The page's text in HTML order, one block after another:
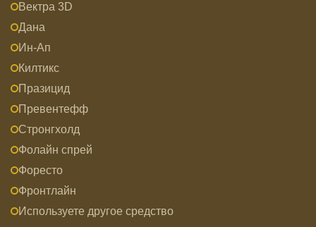
Вектра 3D
Дана
Ин-Ап
Килтикс
Празицид
Превентефф
Стронгхолд
Фолайн спрей
Форесто
Фронтлайн
Используете другое средство